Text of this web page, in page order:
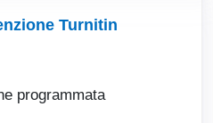
Turnitin
programmata